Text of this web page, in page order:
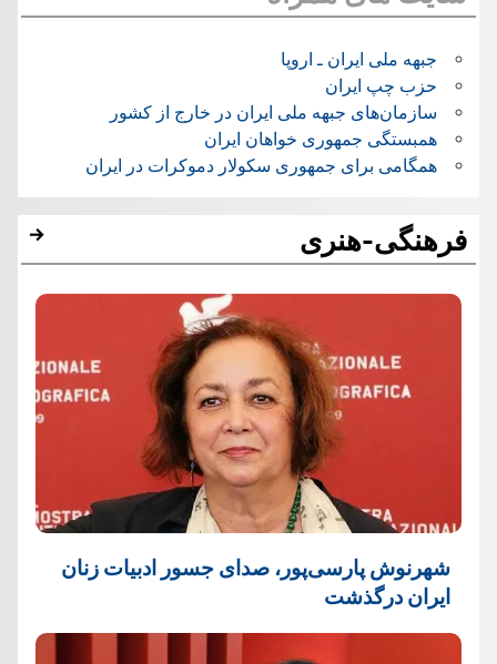
جبهه ملی ایران ـ اروپا
حزب چپ ایران
سازمان‌های جبهه ملی ایران در خارج از کشور
همبستگی جمهوری خواهان ایران
همگامی برای جمهوری سکولار دموکرات در ایران
فرهنگی-هنری
شهرنوش پارسی‌پور، صدای جسور ادبیات زنان
ایران درگذشت